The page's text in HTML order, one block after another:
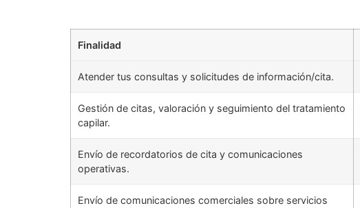
Finalidad
Atender tus consultas y solicitudes de información/cita.
Gestión de citas, valoración y seguimiento del tratamiento
capilar.
Envío de recordatorios de cita y comunicaciones
operativas.
Envío de comunicaciones comerciales sobre servicios